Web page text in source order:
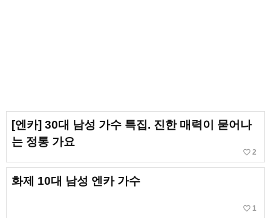
[엔카] 30대 남성 가수 특집. 진한 매력이 묻어나
는 정통 가요
favorite_border 2
화제 10대 남성 엔카 가수
favorite_border 1